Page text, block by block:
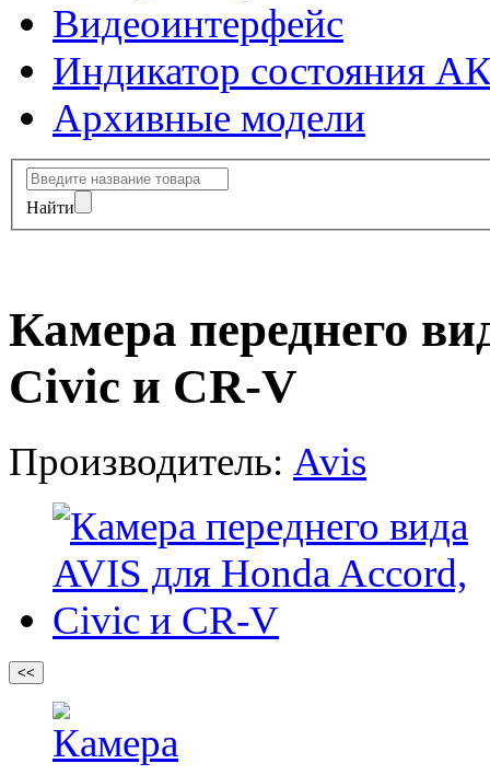
Видеоинтерфейс
Индикатор состояния
Архивные модели
Найти
Камера переднего
Civic и CR-V
Производитель: Avis
<<